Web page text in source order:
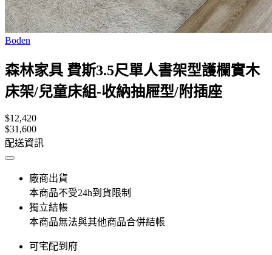
Boden
森林家具 費斯3.5尺單人書架型護欄實木
床架/兒童床組-收納抽屜型/附插座
$12,420
$31,600
配送資訊
廠商出貨
本商品不受24h到貨限制
獨立結帳
本商品無法與其他商品合併結帳
可宅配到府